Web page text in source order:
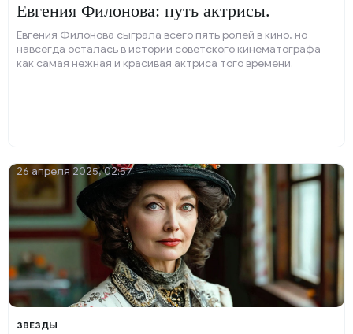
Евгения Филонова: путь актрисы.
Евгения Филонова сыграла всего пять ролей в кино, но
навсегда осталась в истории советского кинематографа
как самая нежная и красивая актриса того времени.
ЗВЕЗДЫ
26 апреля 2025, 02:57